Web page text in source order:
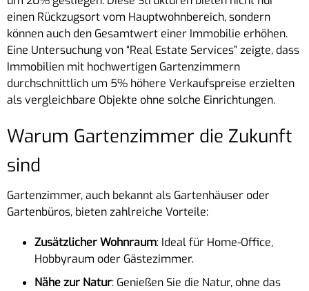
einen Rückzugsort vom Hauptwohnbereich, sondern
können auch den Gesamtwert einer Immobilie erhöhen.
Eine Untersuchung von “Real Estate Services” zeigte, dass
Immobilien mit hochwertigen Gartenzimmern
durchschnittlich um 5% höhere Verkaufspreise erzielten
als vergleichbare Objekte ohne solche Einrichtungen.
Warum Gartenzimmer die Zukunft
sind
Gartenzimmer, auch bekannt als Gartenhäuser oder
Gartenbüros, bieten zahlreiche Vorteile:
Zusätzlicher Wohnraum: Ideal für Home-Office,
Hobbyraum oder Gästezimmer.
Nähe zur Natur: Genießen Sie die Natur, ohne das